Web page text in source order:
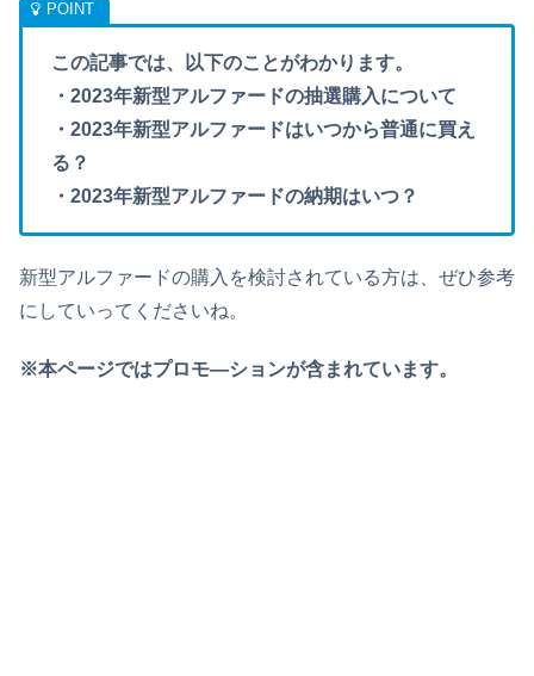
この記事では、以下のことがわかります。
・2023年新型アルファードの抽選購入について
・2023年新型アルファードはいつから普通に買え
る？
・2023年新型アルファードの納期はいつ？
新型アルファードの購入を検討されている方は、ぜひ参考
にしていってくださいね。
※本ページではプロモ―ションが含まれています。